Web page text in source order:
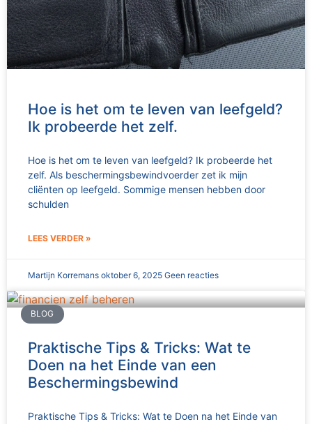
Hoe is het om te leven van leefgeld?
Ik probeerde het zelf.
Hoe is het om te leven van leefgeld? Ik probeerde het
zelf. Als beschermingsbewindvoerder zet ik mijn
cliënten op leefgeld. Sommige mensen hebben door
schulden
LEES VERDER »
Martijn Korremans oktober 6, 2025 Geen reacties
BLOG
Praktische Tips & Tricks: Wat te
Doen na het Einde van een
Beschermingsbewind
Praktische Tips & Tricks: Wat te Doen na het Einde van